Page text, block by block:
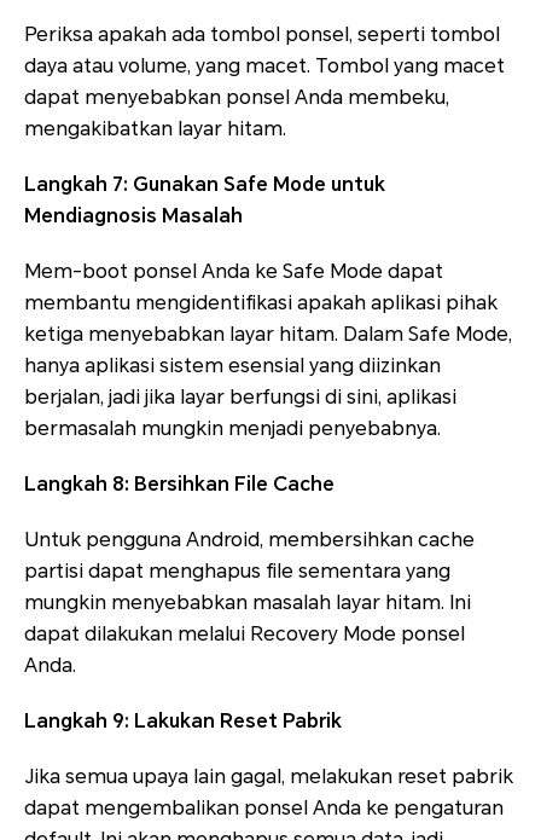
Periksa apakah ada tombol ponsel, seperti tombol
daya atau volume, yang macet. Tombol yang macet
dapat menyebabkan ponsel Anda membeku,
mengakibatkan layar hitam.
Langkah 7: Gunakan Safe Mode untuk
Mendiagnosis Masalah
Mem-boot ponsel Anda ke Safe Mode dapat
membantu mengidentifikasi apakah aplikasi pihak
ketiga menyebabkan layar hitam. Dalam Safe Mode,
hanya aplikasi sistem esensial yang diizinkan
berjalan, jadi jika layar berfungsi di sini, aplikasi
bermasalah mungkin menjadi penyebabnya.
Langkah 8: Bersihkan File Cache
Untuk pengguna Android, membersihkan cache
partisi dapat menghapus file sementara yang
mungkin menyebabkan masalah layar hitam. Ini
dapat dilakukan melalui Recovery Mode ponsel
Anda.
Langkah 9: Lakukan Reset Pabrik
Jika semua upaya lain gagal, melakukan reset pabrik
dapat mengembalikan ponsel Anda ke pengaturan